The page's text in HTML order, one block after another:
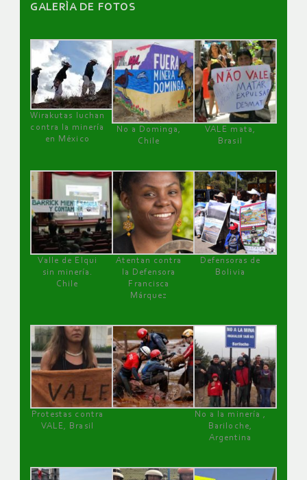
GALERÌA DE FOTOS
Wirakutas luchan
contra la minería
en México
No a Dominga,
Chile
VALE mata,
Brasil
Valle de Elqui
sin minería.
Chile
Atentan contra
la Defensora
Francisca
Márquez
Defensoras de
Bolivia
Protestas contra
VALE, Brasil
No a la minería ,
Bariloche,
Argentina